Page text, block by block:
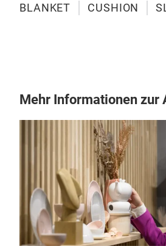
BLANKET CUSHION
Mehr Informationen zur